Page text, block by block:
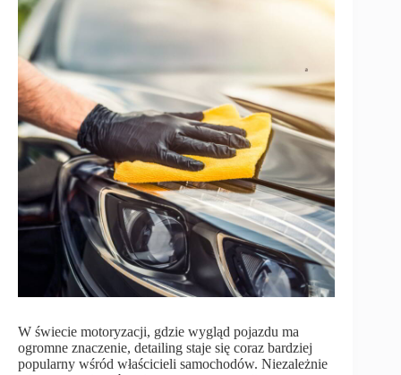
W świecie motoryzacji, gdzie wygląd pojazdu ma
ogromne znaczenie, detailing staje się coraz bardziej
popularny wśród właścicieli samochodów. Niezależnie